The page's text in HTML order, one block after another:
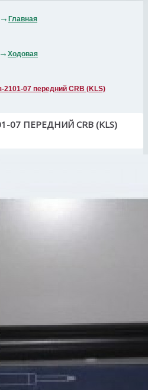
Главная
Ходовая
2101-07 передний CRB (KLS)
07 ПЕРЕДНИЙ CRB (KLS)